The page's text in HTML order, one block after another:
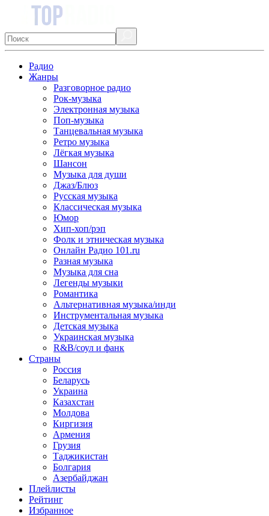
Радио
Жанры
Разговорное радио
Рок-музыка
Электронная музыка
Поп-музыка
Танцевальная музыка
Ретро музыка
Лёгкая музыка
Шансон
Музыка для души
Джаз/Блюз
Русская музыка
Классическая музыка
Юмор
Хип-хоп/рэп
Фолк и этническая музыка
Онлайн Радио 101.ru
Разная музыка
Музыка для сна
Легенды музыки
Романтика
Альтернативная музыка/инди
Инструментальная музыка
Детская музыка
Украинская музыка
R&B/cоул и фанк
Страны
Россия
Беларусь
Украина
Казахстан
Молдова
Киргизия
Армения
Грузия
Таджикистан
Болгария
Азербайджан
Плейлисты
Рейтинг
Избранное